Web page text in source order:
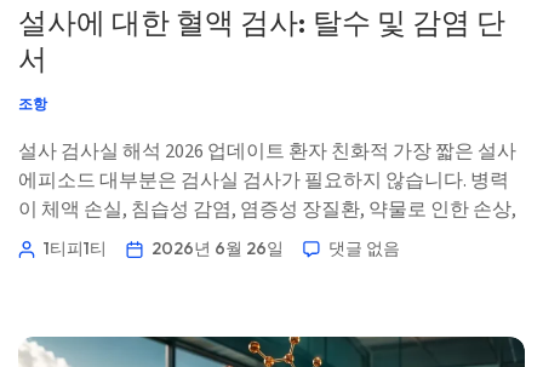
설사에 대한 혈액 검사: 탈수 및 감염 단
서
조항
설사 검사실 해석 2026 업데이트 환자 친화적 가장 짧은 설사
에피소드 대부분은 검사실 검사가 필요하지 않습니다. 병력
이 체액 손실, 침습성 감염, 염증성 장질환, 약물로 인한 손상,
신장 부담 또는 패혈증을 시사할 때 혈액 검사가 유용해집니
1티피1티 2026년 6월 26일 댓글 없음